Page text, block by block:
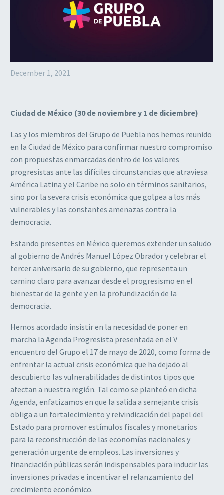
December 1, 2021
Ciudad de México (30 de noviembre y 1 de diciembre)
Las y los miembros del Grupo de Puebla nos hemos reunido
en la Ciudad de México para confirmar nuestro compromiso
con propuestas enmarcadas dentro de los valores
progresistas ante las difíciles circunstancias que atraviesa
América Latina y el Caribe no solo en términos sanitarios,
sino por la severa crisis económica que golpea a los más
vulnerables y las constantes amenazas contra la
democracia.
Estando presentes en México queremos extender un saludo
al gobierno de Andrés Manuel López Obrador y celebrar el
tercer aniversario de su gobierno, que representa un
camino claro para avanzar desde el progresismo en el
bienestar de la gente y en la profundización de la
democracia.
Hemos acordado insistir en la necesidad de poner en
marcha la Agenda Progresista presentada en el V
encuentro del Grupo el 17 de mayo de 2020, como forma de
enfrentar la actual crisis económica que ha dejado al
descubierto las vulnerabilidades de distintos tipos que
afectan a nuestra región. Tal como se planteó en dicha
Agenda, enfatizamos en que la salida a semejante crisis
obliga a un fortalecimiento y reivindicación del papel del
Estado para promover estímulos fiscales y monetarios
para la reconstrucción de las economías nacionales y
generación urgente de empleos. Las inversiones y
financiación públicas serán indispensables para inducir las
inversiones privadas e incentivar el relanzamiento del
crecimiento económico.